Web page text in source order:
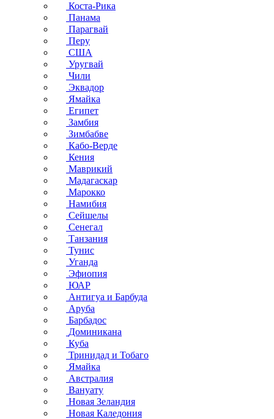
Коста-Рика
Панама
Парагвай
Перу
США
Уругвай
Чили
Эквадор
Ямайка
Египет
Замбия
Зимбабве
Кабо-Верде
Кения
Маврикий
Мадагаскар
Марокко
Намибия
Сейшелы
Сенегал
Танзания
Тунис
Уганда
Эфиопия
ЮАР
Антигуа и Барбуда
Аруба
Барбадос
Доминикана
Куба
Тринидад и Тобаго
Ямайка
Австралия
Вануату
Новая Зеландия
Новая Каледония